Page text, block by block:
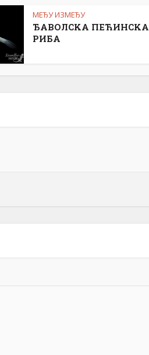
МЕЂУ ИЗМЕЂУ
ЂАВОЛСKА ПЕЋИНСKА
РИБА